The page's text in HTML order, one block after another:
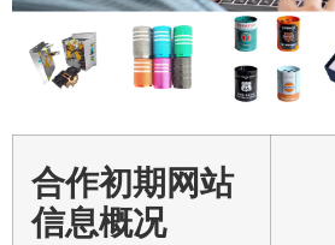
合作初期网站
信息概况